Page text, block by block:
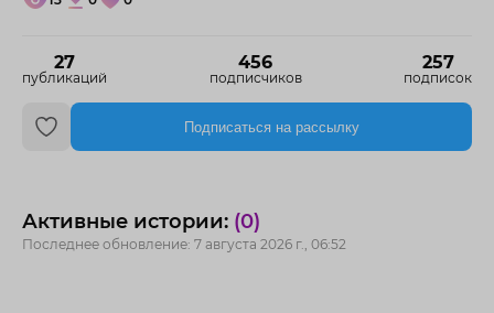
27
публикаций
456
подписчиков
257
подписок
Подписаться на рассылку
Активные истории: (0)
Последнее обновление: 7 августа 2026 г., 06:52